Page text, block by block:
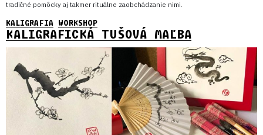
tradičné pomôcky aj takmer rituálne zaobchádzanie nimi.
KALIGRAFIA WORKSHOP
KALIGRAFICKÁ TUŠOVÁ MAĽBA